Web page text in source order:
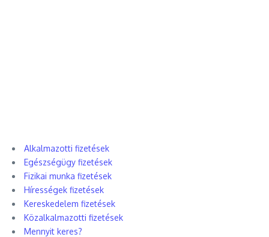
Alkalmazotti fizetések
Egészségügy fizetések
Fizikai munka fizetések
Hírességek fizetések
Kereskedelem fizetések
Közalkalmazotti fizetések
Mennyit keres?